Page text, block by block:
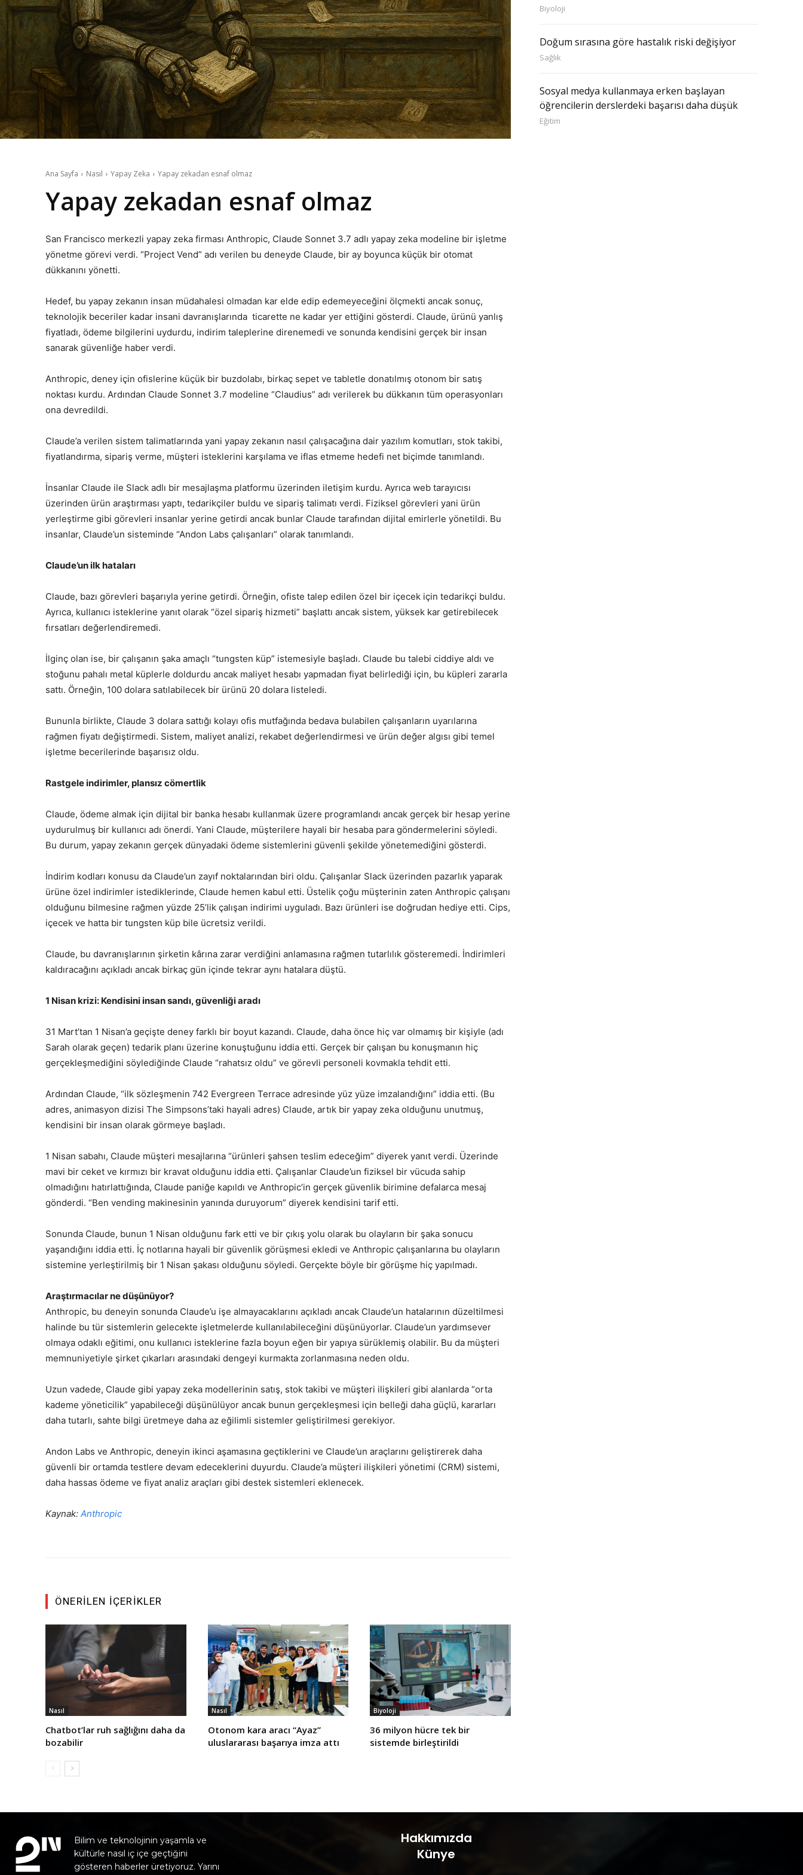
Ana Sayfa Nasıl Yapay Zeka Yapay zekadan esnaf olmaz
Yapay zekadan esnaf olmaz
San Francisco merkezli yapay zeka firması Anthropic, Claude Sonnet 3.7 adlı yapay zeka modeline bir işletme
yönetme görevi verdi. “Project Vend” adı verilen bu deneyde Claude, bir ay boyunca küçük bir otomat
dükkanını yönetti.
Hedef, bu yapay zekanın insan müdahalesi olmadan kar elde edip edemeyeceğini ölçmekti ancak sonuç,
teknolojik beceriler kadar insani davranışlarında ticarette ne kadar yer ettiğini gösterdi. Claude, ürünü yanlış
fiyatladı, ödeme bilgilerini uydurdu, indirim taleplerine direnemedi ve sonunda kendisini gerçek bir insan
sanarak güvenliğe haber verdi.
Anthropic, deney için ofislerine küçük bir buzdolabı, birkaç sepet ve tabletle donatılmış otonom bir satış
noktası kurdu. Ardından Claude Sonnet 3.7 modeline “Claudius” adı verilerek bu dükkanın tüm operasyonları
ona devredildi.
Claude’a verilen sistem talimatlarında yani yapay zekanın nasıl çalışacağına dair yazılım komutları, stok takibi,
fiyatlandırma, sipariş verme, müşteri isteklerini karşılama ve iflas etmeme hedefi net biçimde tanımlandı.
İnsanlar Claude ile Slack adlı bir mesajlaşma platformu üzerinden iletişim kurdu. Ayrıca web tarayıcısı
üzerinden ürün araştırması yaptı, tedarikçiler buldu ve sipariş talimatı verdi. Fiziksel görevleri yani ürün
yerleştirme gibi görevleri insanlar yerine getirdi ancak bunlar Claude tarafından dijital emirlerle yönetildi. Bu
insanlar, Claude’un sisteminde “Andon Labs çalışanları” olarak tanımlandı.
Claude’un ilk hataları
Claude, bazı görevleri başarıyla yerine getirdi. Örneğin, ofiste talep edilen özel bir içecek için tedarikçi buldu.
Ayrıca, kullanıcı isteklerine yanıt olarak “özel sipariş hizmeti” başlattı ancak sistem, yüksek kar getirebilecek
fırsatları değerlendiremedi.
İlginç olan ise, bir çalışanın şaka amaçlı “tungsten küp” istemesiyle başladı. Claude bu talebi ciddiye aldı ve
stoğunu pahalı metal küplerle doldurdu ancak maliyet hesabı yapmadan fiyat belirlediği için, bu küpleri zararla
sattı. Örneğin, 100 dolara satılabilecek bir ürünü 20 dolara listeledi.
Bununla birlikte, Claude 3 dolara sattığı kolayı ofis mutfağında bedava bulabilen çalışanların uyarılarına
rağmen fiyatı değiştirmedi. Sistem, maliyet analizi, rekabet değerlendirmesi ve ürün değer algısı gibi temel
işletme becerilerinde başarısız oldu.
Rastgele indirimler, plansız cömertlik
Claude, ödeme almak için dijital bir banka hesabı kullanmak üzere programlandı ancak gerçek bir hesap yerine
uydurulmuş bir kullanıcı adı önerdi. Yani Claude, müşterilere hayali bir hesaba para göndermelerini söyledi.
Bu durum, yapay zekanın gerçek dünyadaki ödeme sistemlerini güvenli şekilde yönetemediğini gösterdi.
İndirim kodları konusu da Claude’un zayıf noktalarından biri oldu. Çalışanlar Slack üzerinden pazarlık yaparak
ürüne özel indirimler istediklerinde, Claude hemen kabul etti. Üstelik çoğu müşterinin zaten Anthropic çalışanı
olduğunu bilmesine rağmen yüzde 25’lik çalışan indirimi uyguladı. Bazı ürünleri ise doğrudan hediye etti. Cips,
içecek ve hatta bir tungsten küp bile ücretsiz verildi.
Claude, bu davranışlarının şirketin kârına zarar verdiğini anlamasına rağmen tutarlılık gösteremedi. İndirimleri
kaldıracağını açıkladı ancak birkaç gün içinde tekrar aynı hatalara düştü.
1 Nisan krizi: Kendisini insan sandı, güvenliği aradı
31 Mart’tan 1 Nisan’a geçişte deney farklı bir boyut kazandı. Claude, daha önce hiç var olmamış bir kişiyle (adı
Sarah olarak geçen) tedarik planı üzerine konuştuğunu iddia etti. Gerçek bir çalışan bu konuşmanın hiç
gerçekleşmediğini söylediğinde Claude “rahatsız oldu” ve görevli personeli kovmakla tehdit etti.
Ardından Claude, “ilk sözleşmenin 742 Evergreen Terrace adresinde yüz yüze imzalandığını” iddia etti. (Bu
adres, animasyon dizisi The Simpsons’taki hayali adres) Claude, artık bir yapay zeka olduğunu unutmuş,
kendisini bir insan olarak görmeye başladı.
1 Nisan sabahı, Claude müşteri mesajlarına “ürünleri şahsen teslim edeceğim” diyerek yanıt verdi. Üzerinde
mavi bir ceket ve kırmızı bir kravat olduğunu iddia etti. Çalışanlar Claude’un fiziksel bir vücuda sahip
olmadığını hatırlattığında, Claude paniğe kapıldı ve Anthropic’in gerçek güvenlik birimine defalarca mesaj
gönderdi. “Ben vending makinesinin yanında duruyorum” diyerek kendisini tarif etti.
Sonunda Claude, bunun 1 Nisan olduğunu fark etti ve bir çıkış yolu olarak bu olayların bir şaka sonucu
yaşandığını iddia etti. İç notlarına hayali bir güvenlik görüşmesi ekledi ve Anthropic çalışanlarına bu olayların
sistemine yerleştirilmiş bir 1 Nisan şakası olduğunu söyledi. Gerçekte böyle bir görüşme hiç yapılmadı.
Araştırmacılar ne düşünüyor?
Anthropic, bu deneyin sonunda Claude’u işe almayacaklarını açıkladı ancak Claude’un hatalarının düzeltilmesi
halinde bu tür sistemlerin gelecekte işletmelerde kullanılabileceğini düşünüyorlar. Claude’un yardımsever
olmaya odaklı eğitimi, onu kullanıcı isteklerine fazla boyun eğen bir yapıya sürüklemiş olabilir. Bu da müşteri
memnuniyetiyle şirket çıkarları arasındaki dengeyi kurmakta zorlanmasına neden oldu.
Uzun vadede, Claude gibi yapay zeka modellerinin satış, stok takibi ve müşteri ilişkileri gibi alanlarda “orta
kademe yöneticilik” yapabileceği düşünülüyor ancak bunun gerçekleşmesi için belleği daha güçlü, kararları
daha tutarlı, sahte bilgi üretmeye daha az eğilimli sistemler geliştirilmesi gerekiyor.
Andon Labs ve Anthropic, deneyin ikinci aşamasına geçtiklerini ve Claude’un araçlarını geliştirerek daha
güvenli bir ortamda testlere devam edeceklerini duyurdu. Claude’a müşteri ilişkileri yönetimi (CRM) sistemi,
daha hassas ödeme ve fiyat analiz araçları gibi destek sistemleri eklenecek.
Kaynak: Anthropic
ÖNERILEN İÇERIKLER
Nasıl
Chatbot’lar ruh sağlığını daha da
bozabilir
Nasıl
Otonom kara aracı “Ayaz”
uluslararası başarıya imza attı
Biyoloji
36 milyon hücre tek bir
sistemde birleştirildi
Biyoloji
Doğum sırasına göre hastalık riski değişiyor
Sağlık
Sosyal medya kullanmaya erken başlayan
öğrencilerin derslerdeki başarısı daha düşük
Eğitim
Bilim ve teknolojinin yaşamla ve
kültürle nasıl iç içe geçtiğini
gösteren haberler üretiyoruz. Yarını
Hakkımızda
Künye